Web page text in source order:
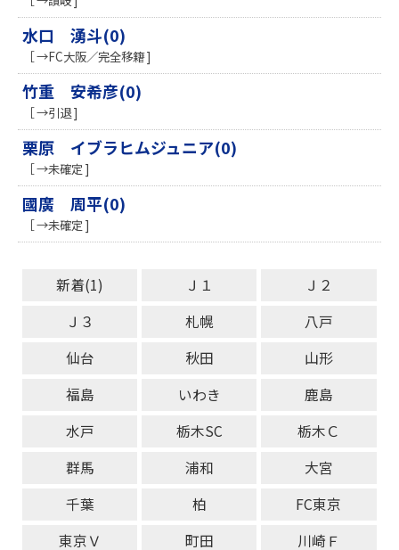
水口 湧斗(0)
［ →FC大阪／完全移籍 ]
竹重 安希彦(0)
［ →引退 ]
栗原 イブラヒムジュニア(0)
［ →未確定 ]
國廣 周平(0)
［ →未確定 ]
新着(1) Ｊ１
Ｊ２
Ｊ３
札幌
八戸
仙台
秋田
山形
福島
いわき
鹿島
水戸
栃木SC
栃木Ｃ
群馬
浦和
大宮
千葉
柏
FC東京
東京Ｖ
町田
川崎Ｆ